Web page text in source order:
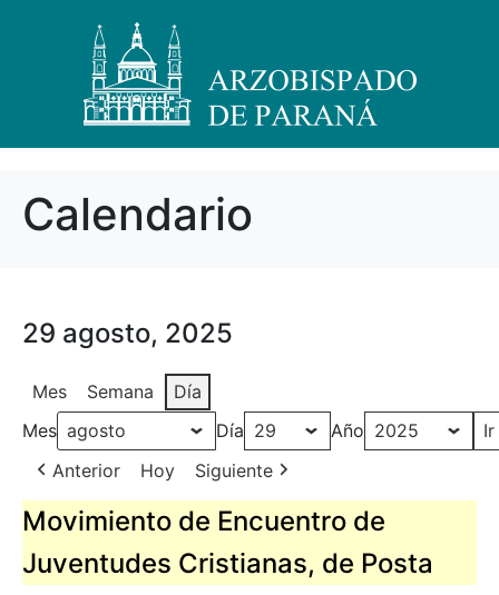
Calendario
29 agosto, 2025
Mes Semana
Día
Mes
Día
Año
Anterior
Hoy Siguiente
Movimiento de Encuentro de
Juventudes Cristianas, de Posta